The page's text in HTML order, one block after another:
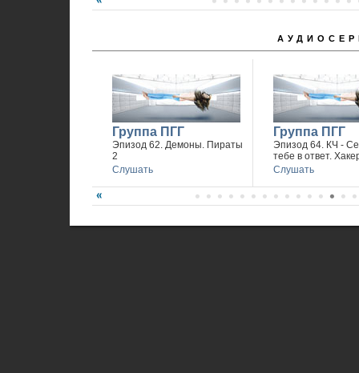
Группа ПГГ
Эпизод 62. Демоны. Пираты
2
Слушать
Группа ПГГ
Эпизод 64. КЧ -
тебе в ответ.
Слушать